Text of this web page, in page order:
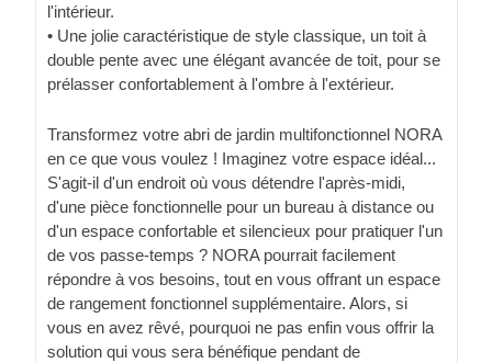
l'intérieur.
• Une jolie caractéristique de style classique, un toit à
double pente avec une élégant avancée de toit, pour se
prélasser confortablement à l'ombre à l'extérieur.
Transformez votre abri de jardin multifonctionnel NORA
en ce que vous voulez ! Imaginez votre espace idéal...
S'agit-il d'un endroit où vous détendre l'après-midi,
d'une pièce fonctionnelle pour un bureau à distance ou
d'un espace confortable et silencieux pour pratiquer l'un
de vos passe-temps ? NORA pourrait facilement
répondre à vos besoins, tout en vous offrant un espace
de rangement fonctionnel supplémentaire. Alors, si
vous en avez rêvé, pourquoi ne pas enfin vous offrir la
solution qui vous sera bénéfique pendant de